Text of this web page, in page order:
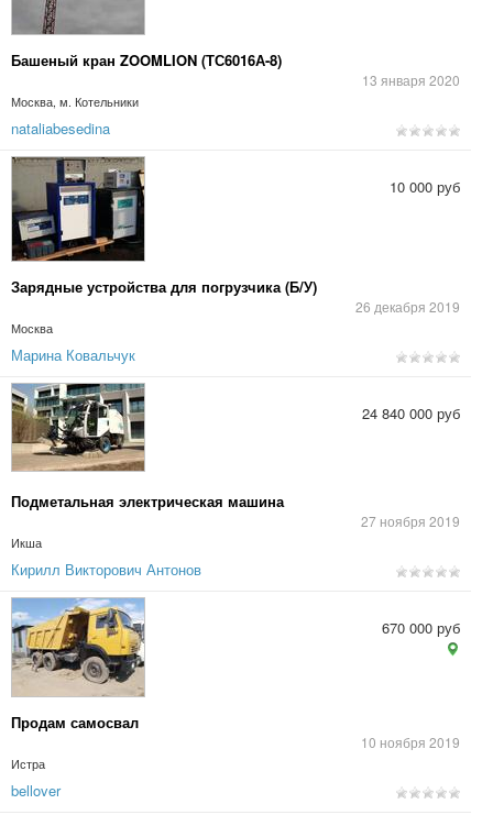
Башеный кран ZOOMLION (ТС6016А-8)
13 января 2020
Москва, м. Котельники
nataliabesedina
Зарядные устройства для погрузчика (Б/У)
26 декабря 2019
Москва
10 000 руб
Марина Ковальчук
Подметальная электрическая машина
27 ноября 2019
Икша
24 840 000 руб
Кирилл Викторович Антонов
Продам самосвал
10 ноября 2019
Истра
670 000 руб
bellover